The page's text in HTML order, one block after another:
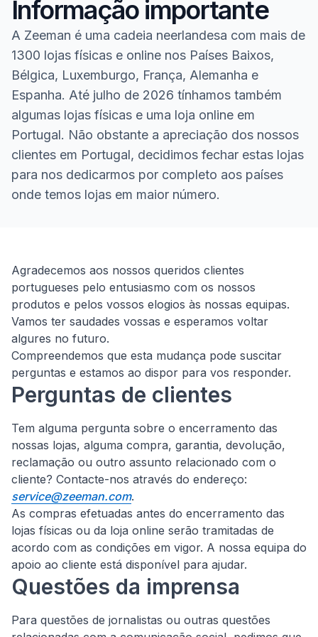
Informação importante
A Zeeman é uma cadeia neerlandesa com mais de
1300 lojas físicas e online nos Países Baixos,
Bélgica, Luxemburgo, França, Alemanha e
Espanha. Até julho de 2026 tínhamos também
algumas lojas físicas e uma loja online em
Portugal. Não obstante a apreciação dos nossos
clientes em Portugal, decidimos fechar estas lojas
para nos dedicarmos por completo aos países
onde temos lojas em maior número.
Homepage
Agradecemos aos nossos queridos clientes
portugueses pelo entusiasmo com os nossos
produtos e pelos vossos elogios às nossas equipas.
Vamos ter saudades vossas e esperamos voltar
algures no futuro.
Compreendemos que esta mudança pode suscitar
perguntas e estamos ao dispor para vos responder.
Perguntas de clientes
Tem alguma pergunta sobre o encerramento das
nossas lojas, alguma compra, garantia, devolução,
reclamação ou outro assunto relacionado com o
cliente? Contacte-nos através do endereço:
service@zeeman.com.
As compras efetuadas antes do encerramento das
lojas físicas ou da loja online serão tramitadas de
acordo com as condições em vigor. A nossa equipa do
apoio ao cliente está disponível para ajudar.
Questões da imprensa
Para questões de jornalistas ou outras questões